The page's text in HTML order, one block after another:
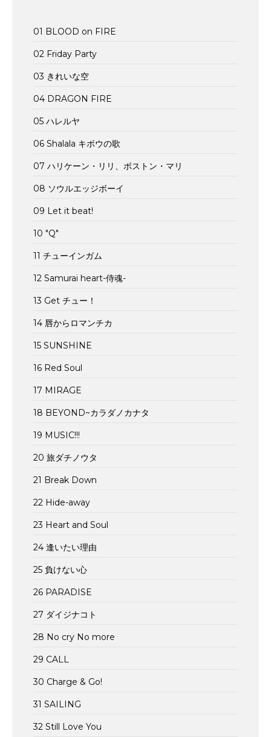
01 BLOOD on FIRE
02 Friday Party
03 きれいな空
04 DRAGON FIRE
05 ハレルヤ
06 Shalala キボウの歌
07 ハリケーン・リリ、ボストン・マリ
08 ソウルエッジボーイ
09 Let it beat!
10 "Q"
11 チューインガム
12 Samurai heart-侍魂-
13 Get チュー！
14 唇からロマンチカ
15 SUNSHINE
16 Red Soul
17 MIRAGE
18 BEYOND~カラダノカナタ
19 MUSIC!!!
20 旅ダチノウタ
21 Break Down
22 Hide-away
23 Heart and Soul
24 逢いたい理由
25 負けない心
26 PARADISE
27 ダイジナコト
28 No cry No more
29 CALL
30 Charge & Go!
31 SAILING
32 Still Love You